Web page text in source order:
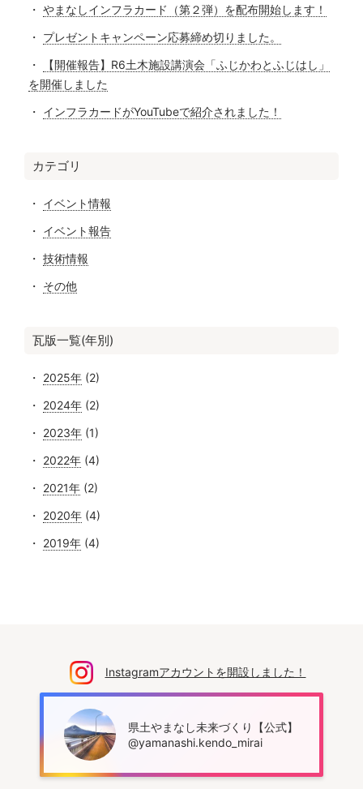
やまなしインフラカード（第２弾）を配布開始します！
プレゼントキャンペーン応募締め切りました。
【開催報告】R6土木施設講演会「ふじかわとふじはし」
を開催しました
インフラカードがYouTubeで紹介されました！
カテゴリ
イベント情報
イベント報告
技術情報
その他
瓦版一覧(年別)
2025年(2)
2024年(2)
2023年(1)
2022年(4)
2021年(2)
2020年(4)
2019年(4)
Instagramアカウントを開設しました！
県土やまなし未来づくり【公式】
@yamanashi.kendo_mirai